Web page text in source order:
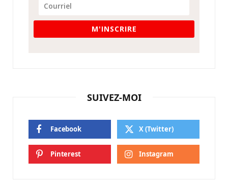
M'INSCRIRE
SUIVEZ-MOI
Facebook X (Twitter)
Pinterest Instagram